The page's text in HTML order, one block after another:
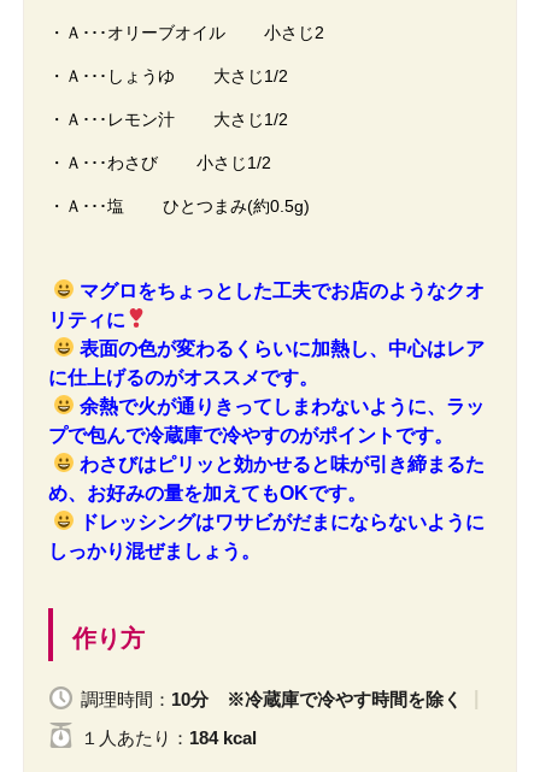
・Ａ･･･オリーブオイル 小さじ2
・Ａ･･･しょうゆ 大さじ1/2
・Ａ･･･レモン汁 大さじ1/2
・Ａ･･･わさび 小さじ1/2
・Ａ･･･塩 ひとつまみ(約0.5g)
マグロをちょっとした工夫でお店のようなクオ
リティに
表面の色が変わるくらいに加熱し、中心はレア
に仕上げるのがオススメです。
余熱で火が通りきってしまわないように、ラッ
プで包んで冷蔵庫で冷やすのがポイントです。
わさびはピリッと効かせると味が引き締まるた
め、お好みの量を加えてもOKです。
ドレッシングはワサビがだまにならないように
しっかり混ぜましょう。
作り方
調理時間： 10分 ※冷蔵庫で冷やす時間を除く
１人 あたり ： 184 kcal